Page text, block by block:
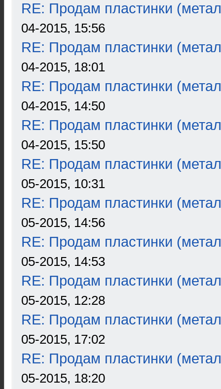
RE: Продам пластинки
04-2015, 15:56
RE: Продам пластинки
04-2015, 18:01
RE: Продам пластинки
04-2015, 14:50
RE: Продам пластинки
04-2015, 15:50
RE: Продам пластинки
05-2015, 10:31
RE: Продам пластинки
05-2015, 14:56
RE: Продам пластинки
05-2015, 14:53
RE: Продам пластинки
05-2015, 12:28
RE: Продам пластинки
05-2015, 17:02
RE: Продам пластинки
05-2015, 18:20